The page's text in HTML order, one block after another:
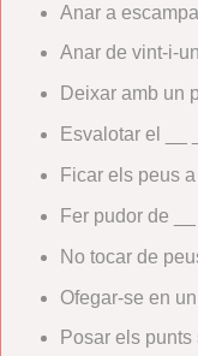
Anar a
Anar de vint-i-
Deixar amb un
Esvalotar el __
Ficar els peus
Fer pudor de
No tocar de
Ofegar-se en
Posar els punts